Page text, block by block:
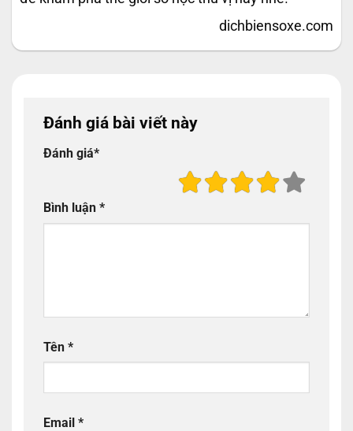
dichbiensoxe.com
Đánh giá bài viết này
Đánh giá*
Bình luận *
Tên *
Email *